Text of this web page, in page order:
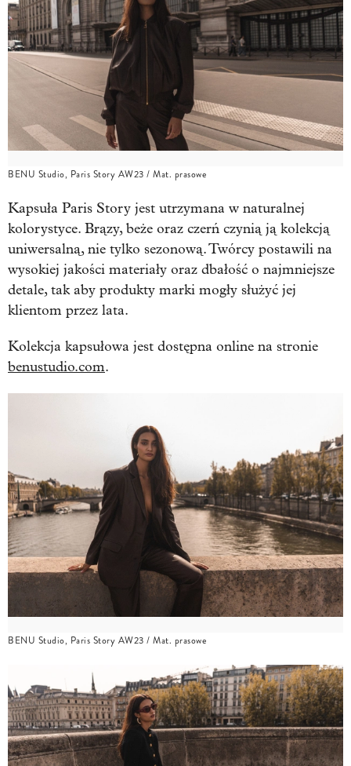
BENU Studio, Paris Story AW23 / Mat. prasowe
Kapsuła Paris Story jest utrzymana w naturalnej
kolorystyce. Brązy, beże oraz czerń czynią ją kolekcją
uniwersalną, nie tylko sezonową. Twórcy postawili na
wysokiej jakości materiały oraz dbałość o najmniejsze
detale, tak aby produkty marki mogły służyć jej
klientom przez lata.
Kolekcja kapsułowa jest dostępna online na stronie
benustudio.com.
BENU Studio, Paris Story AW23 / Mat. prasowe